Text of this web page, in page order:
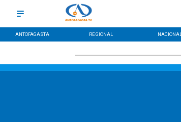
ANTOFAGASTA REGIONAL NACIONAL